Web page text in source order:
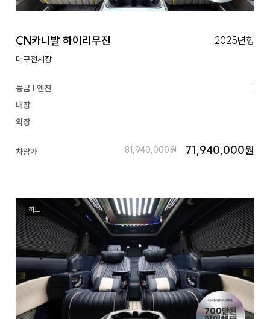
CN카니발 하이리무진 2025년형
대구전시장
등급 | 엔진
|
내장
외장
차량가 81,940,000원 71,940,000원
히트